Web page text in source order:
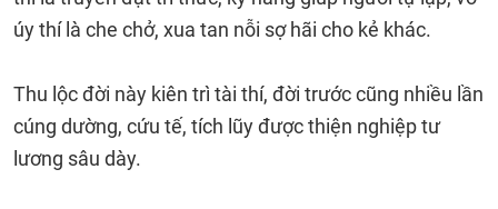
úy thí là che chở, xua tan nỗi sợ hãi cho kẻ khác.
Thu lộc đời này kiên trì tài thí, đời trước cũng nhiều lần
cúng dường, cứu tế, tích lũy được thiện nghiệp tư
lương sâu dày.